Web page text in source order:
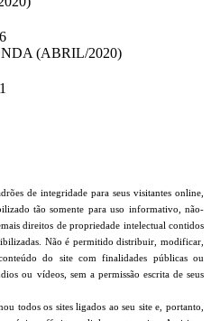
(ABRIL/2020)
de integridade para seus visitantes online,
tão somente para uso informativo, não-
direitos de propriedade intelectual contidos
Não é permitido distribuir, modificar,
do site com finalidades públicas ou
ou vídeos, sem a permissão escrita de seus
todos os sites ligados ao seu site e, portanto,